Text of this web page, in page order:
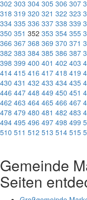
302 303 304 305 306 307
318 319 320 321 322 323
334 335 336 337 338 339
350 351 352 353 354 355
366 367 368 369 370 371
382 383 384 385 386 387
398 399 400 401 402 403
414 415 416 417 418 419
430 431 432 433 434 435
446 447 448 449 450 451
462 463 464 465 466 467
478 479 480 481 482 483
494 495 496 497 498 499
510 511 512 513 514 515
Gemeinde
Seiten